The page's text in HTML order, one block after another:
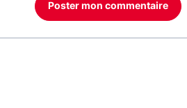
Poster mon commentaire